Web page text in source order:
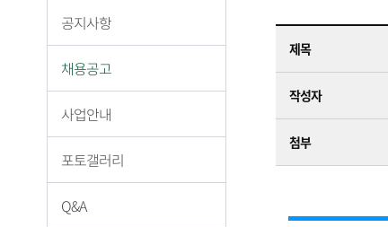
공지사항
채용공고
사업안내
포토갤러리
Q&A
제목
작성자
첨부